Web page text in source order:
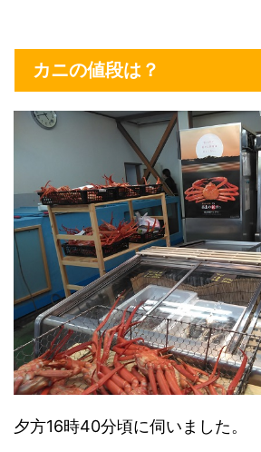
カニの値段は？
夕方16時40分頃に伺いました。